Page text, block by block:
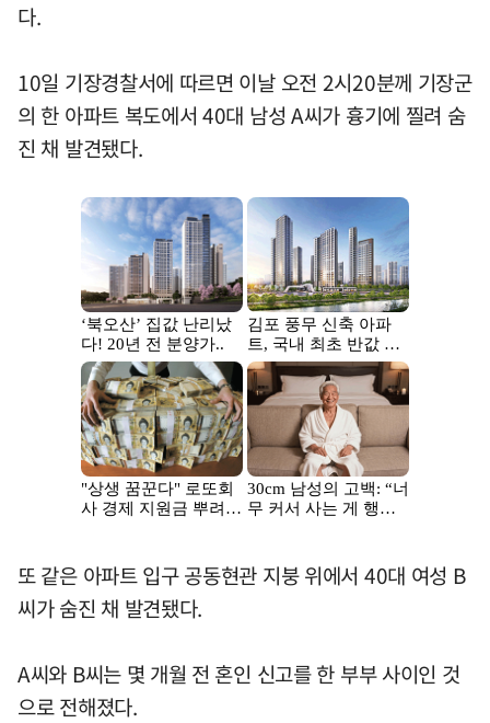
다.
10일 기장경찰서에 따르면 이날 오전 2시20분께 기장군
의 한 아파트 복도에서 40대 남성 A씨가 흉기에 찔려 숨
진 채 발견됐다.
또 같은 아파트 입구 공동현관 지붕 위에서 40대 여성 B
씨가 숨진 채 발견됐다.
A씨와 B씨는 몇 개월 전 혼인 신고를 한 부부 사이인 것
으로 전해졌다.